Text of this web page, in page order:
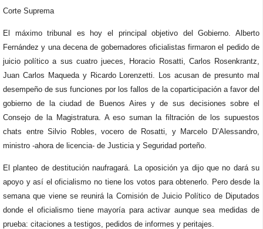
Corte Suprema
El máximo tribunal es hoy el principal objetivo del Gobierno. Alberto
Fernández y una decena de gobernadores oficialistas firmaron el pedido de
juicio político a sus cuatro jueces, Horacio Rosatti, Carlos Rosenkrantz,
Juan Carlos Maqueda y Ricardo Lorenzetti. Los acusan de presunto mal
desempeño de sus funciones por los fallos de la coparticipación a favor del
gobierno de la ciudad de Buenos Aires y de sus decisiones sobre el
Consejo de la Magistratura. A eso suman la filtración de los supuestos
chats entre Silvio Robles, vocero de Rosatti, y Marcelo D’Alessandro,
ministro -ahora de licencia- de Justicia y Seguridad porteño.
El planteo de destitución naufragará. La oposición ya dijo que no dará su
apoyo y así el oficialismo no tiene los votos para obtenerlo. Pero desde la
semana que viene se reunirá la Comisión de Juicio Político de Diputados
donde el oficialismo tiene mayoría para activar aunque sea medidas de
prueba: citaciones a testigos, pedidos de informes y peritajes.